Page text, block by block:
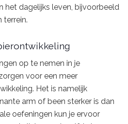
het dagelijks leven, bijvoorbeeld
terrein.
op te nemen in je
voor een meer
Het is namelijk
arm of been sterker is dan
oefeningen kun je ervoor